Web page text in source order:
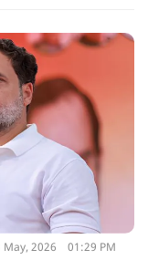
May, 2026 01:29 PM